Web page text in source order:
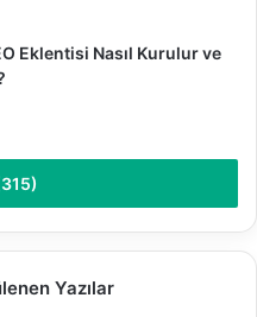
Eklentisi Nasıl Kurulur ve
Yazılar